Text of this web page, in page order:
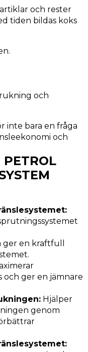
och rester
tiden bildas koks
och
inte bara en fråga
och
PETROL
en kraftfull
och ger en jämnare
Hjälper
genom